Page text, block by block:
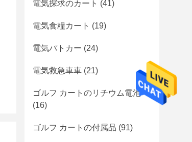
電気探求のカート (41)
電気食糧カート (19)
電気パトカー (24)
電気救急車車 (21)
ゴルフ カートのリチウム電池
(16)
ゴルフ カートの付属品 (91)